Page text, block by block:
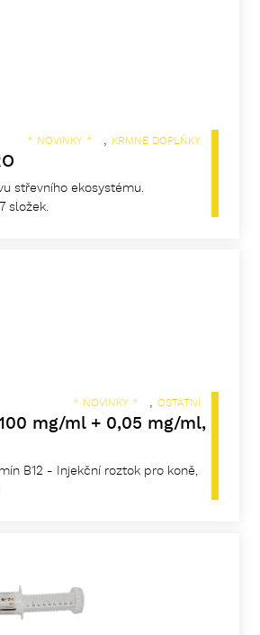
* NOVINKY * , KRMNÉ DOPLŇKY
střevního ekosystému.
složek.
* NOVINKY * , OSTATNÍ
mg/ml + 0,05 mg/ml,
B12 - Injekční roztok pro koně,